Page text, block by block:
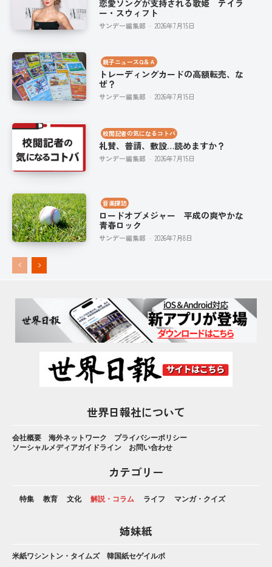
恋愛ソングが支持される歌姫 テイラ
ー・スウィフト
サンデー編集部 - 2026年7月15日
親子ニュースQ＆Ａ
トレーディングカードの高額転売、な
ぜ？
サンデー編集部 - 2026年7月15日
校閲記者の気になるコトバ
礼賛、普請、敷設…読めますか？
サンデー編集部 - 2026年7月15日
音楽探訪
ロードオブメジャー 平成の爽やかな
青春ロック
サンデー編集部 - 2026年7月8日
世界日報社について
会社概要 海外ネットワーク
プライバシーポリシー
ソーシャルメディアガイドライン
お問い合わせ
カテゴリー
特集 教育 文化 解説・コラム ライフ マンガ・クイズ
姉妹紙
米紙ワシントン・タイムズ 韓国紙セゲイルボ